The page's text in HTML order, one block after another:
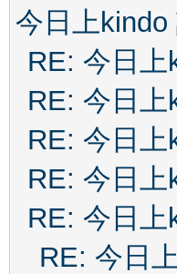
今日上
RE: 今日
RE: 今日
RE: 今日
RE: 今日
RE: 今日
RE: 今日